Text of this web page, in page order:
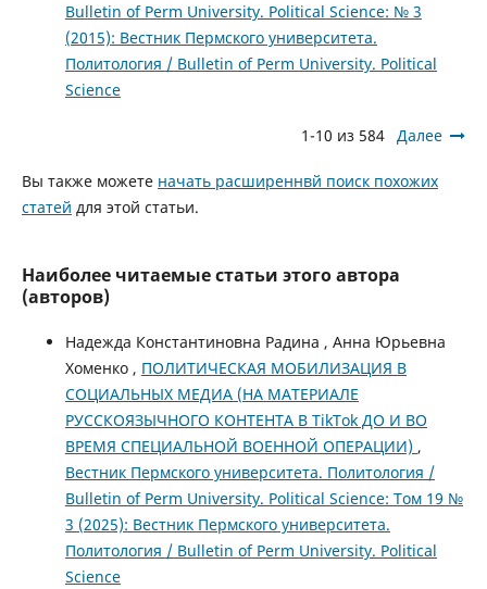
Bulletin of Perm University. Political Science: № 3
(2015): Вестник Пермского университета.
Политология / Bulletin of Perm University. Political
Science
1-10 из 584 Далее
Вы также можете начать расширеннвй поиск похожих
статей для этой статьи.
Наиболее читаемые статьи этого автора
(авторов)
Надежда Константиновна Радина , Анна Юрьевна
Хоменко , ПОЛИТИЧЕСКАЯ МОБИЛИЗАЦИЯ В
СОЦИАЛЬНЫХ МЕДИА (НА МАТЕРИАЛЕ
РУССКОЯЗЫЧНОГО КОНТЕНТА В TikTok ДО И ВО
ВРЕМЯ СПЕЦИАЛЬНОЙ ВОЕННОЙ ОПЕРАЦИИ) ,
Вестник Пермского университета. Политология /
Bulletin of Perm University. Political Science: Том 19 №
3 (2025): Вестник Пермского университета.
Политология / Bulletin of Perm University. Political
Science